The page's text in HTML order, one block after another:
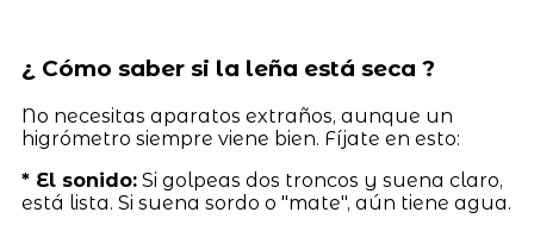
¿ Cómo saber si la leña está seca ?
No necesitas aparatos extraños, aunque un
higrómetro siempre viene bien. Fíjate en esto:
* El sonido:Si golpeas dos troncos y suena claro,
está lista. Si suena sordo o "mate", aún tiene agua.